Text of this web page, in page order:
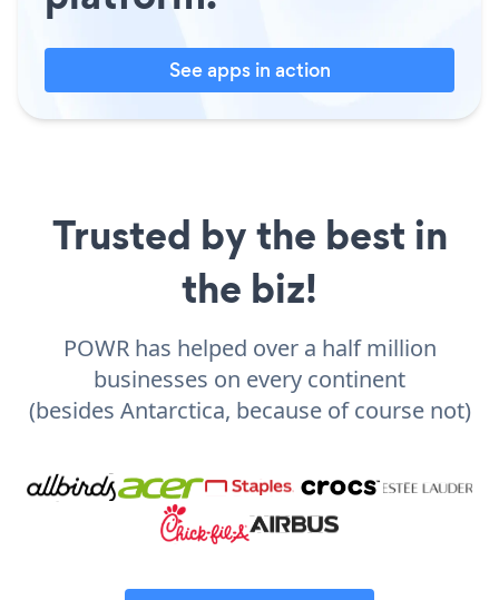
See apps in action
Trusted by the best in
the biz!
POWR has helped over a half million
businesses on every continent
(besides Antarctica, because of course not)